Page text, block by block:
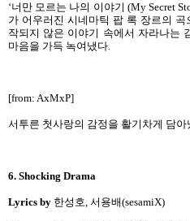
‘너만 모르는 나의 이야기 (My Secret
가 어우러진 시네마틱 팝 록 장르의
작되지 않은 이야기 속에서 자라나는
마음을 가득 녹여냈다.
[from: AxMxP]
서투른 첫사랑의 감정을 활기차게 담아
6. Shocking Drama
Lyrics by 한성호, 서용배(sesamiX)